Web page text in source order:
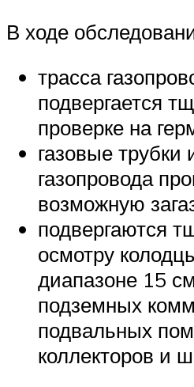
В ходе
трасса
подвергается
проверке на
газовые трубки
газопровода
возможную
подвергаются
осмотру
диапазоне 15
подземных
подвальных
коллекторов и